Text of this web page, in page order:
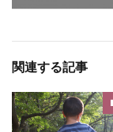
関連する記事